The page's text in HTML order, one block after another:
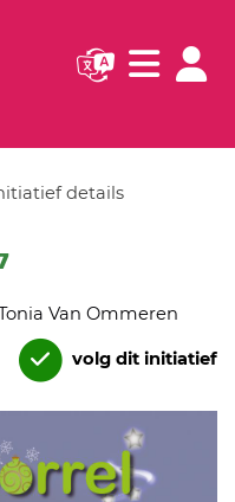
pagina)
Navigatie
details
Van Ommeren
volg dit initiatief